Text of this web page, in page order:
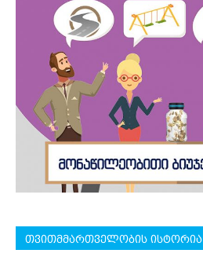
თვითმმართველობის ისტორია